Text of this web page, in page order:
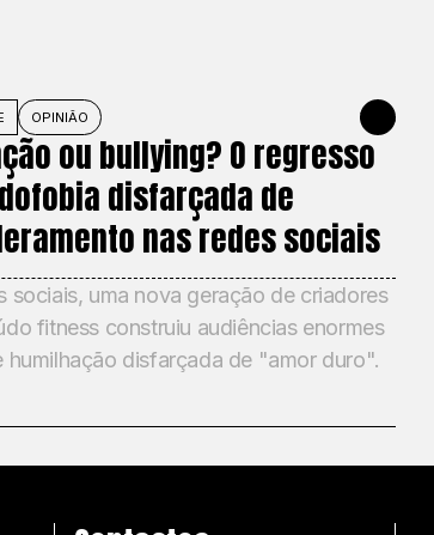
OPINIÃO 27 DE MAIO
ou bullying? O regresso
disfarçada de
nas redes sociais
sociais, uma nova geração de criadores
fitness construiu audiências enormes
humilhação disfarçada de "amor duro".